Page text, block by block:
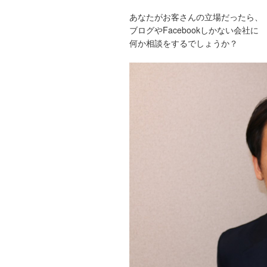
あなたがお客さんの立場だったら、
ブログやFacebookしかない会社に
何か相談をするでしょうか？